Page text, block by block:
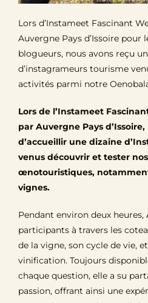
Lors d’Instameet Fascinant
Auvergne Pays d’Issoire pour
blogueurs, nous avons reçu
d’instagrameurs tourisme
activités parmi notre
Lors de l’Instameet
par Auvergne Pays
d’accueillir une dizaine
venus découvrir et tester
œnotouristiques,
vignes.
Pendant environ deux heures,
participants à travers les
de la vigne, son cycle de vie,
vinification. Toujours
chaque question, elle a su
passion, offrant ainsi une